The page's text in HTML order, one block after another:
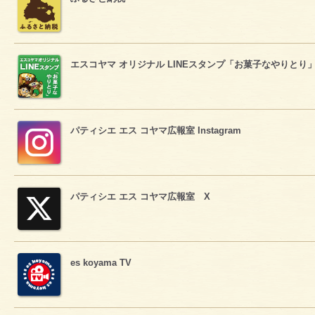
エスコヤマ オリジナル LINEスタンプ「お菓子なやりとり
パティシエ エス コヤマ広報室 Instagram
パティシエ エス コヤマ広報室 X
es koyama TV